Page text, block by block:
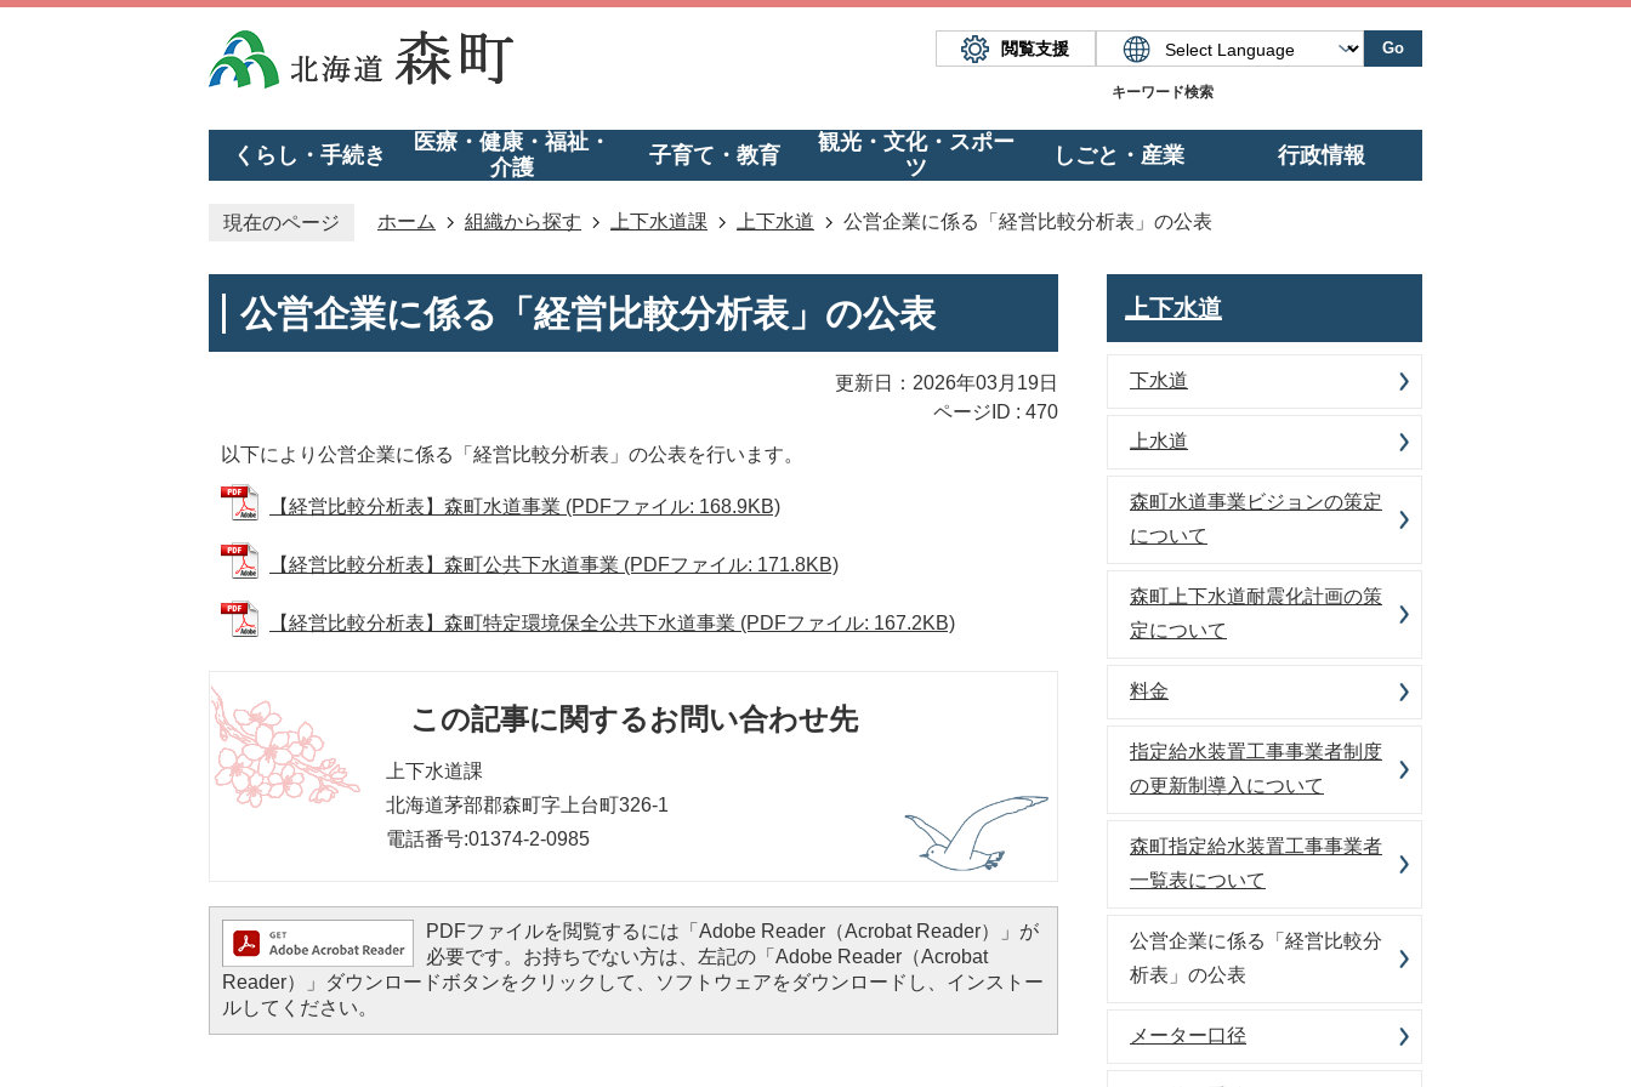
閲覧支援 Go
キーワード検索
くらし・手続き
医療・健康・福祉・
介護
子育て・教育
観光・文化・スポー
ツ
しごと・産業 行政情報
現在のページ ホーム 組織から探す 上下水道課 上下水道 公営企業に係る「経営比較分析表」の公表
公営企業に係る「経営比較分析表」の公表
更新日：2026年03月19日
ページID : 470
以下により公営企業に係る「経営比較分析表」の公表を行います。
【経営比較分析表】森町水道事業 (PDFファイル: 168.9KB)
【経営比較分析表】森町公共下水道事業 (PDFファイル: 171.8KB)
【経営比較分析表】森町特定環境保全公共下水道事業 (PDFファイル: 167.2KB)
この記事に関するお問い合わせ先
上下水道課
北海道茅部郡森町字上台町326-1
電話番号:01374-2-0985
PDFファイルを閲覧するには「Adobe Reader（Acrobat Reader）」が
必要です。お持ちでない方は、左記の「Adobe Reader（Acrobat
Reader）」ダウンロードボタンをクリックして、ソフトウェアをダウンロードし、インストー
ルしてください。
上下水道
下水道
上水道
森町水道事業ビジョンの策定
について
森町上下水道耐震化計画の策
定について
料金
指定給水装置工事事業者制度
の更新制導入について
森町指定給水装置工事事業者
一覧表について
公営企業に係る「経営比較分
析表」の公表
メーター口径